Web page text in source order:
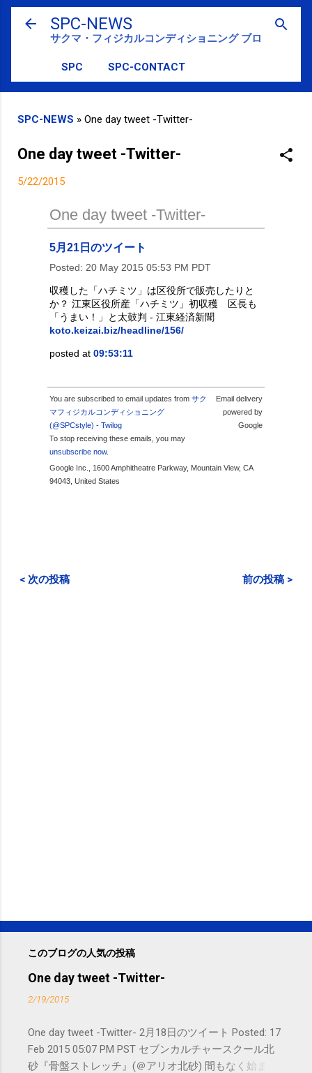
スキップしてメイン コンテンツに移動
SPC-NEWS
サクマ・フィジカルコンディショニング ブログ
SPC SPC-CONTACT
SPC-NEWS » One day tweet -Twitter-
One day tweet -Twitter-
5/22/2015
One day tweet -Twitter-
5月21日のツイート
Posted: 20 May 2015 05:53 PM PDT
収穫した「ハチミツ」は区役所で販売したりと
か？ 江東区役所産「ハチミツ」初収穫 区長も
「うまい！」と太鼓判 - 江東経済新聞
koto.keizai.biz/headline/156/
posted at 09:53:11
You are subscribed to email updates from サク
マフィジカルコンディショニング
(@SPCstyle) - Twilog
To stop receiving these emails, you may
unsubscribe now.
Email delivery
powered by
Google
Google Inc., 1600 Amphitheatre Parkway, Mountain View, CA
94043, United States
< 次の投稿 前の投稿 >
このブログの人気の投稿
One day tweet -Twitter-
2/19/2015
One day tweet -Twitter- 2月18日のツイート Posted: 17
Feb 2015 05:07 PM PST セブンカルチャースクール北
砂『骨盤ストレッチ』(＠アリオ北砂) 間もなく始まり